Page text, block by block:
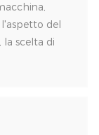
del
la scelta di